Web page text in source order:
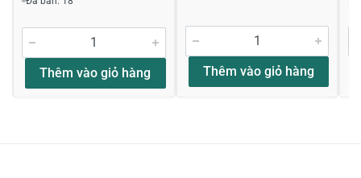
08/05/2021
Thêm vào giỏ hàng Thêm vào giỏ hàng